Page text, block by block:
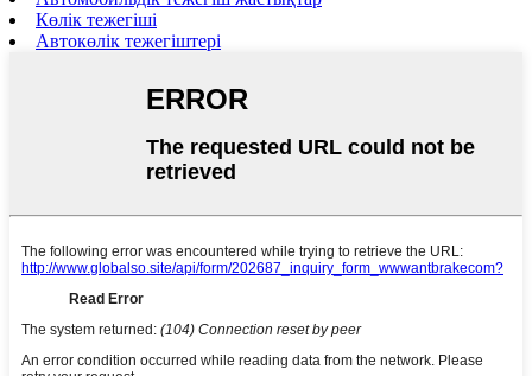
Көлік тежегіші
Автокөлік тежегіштері